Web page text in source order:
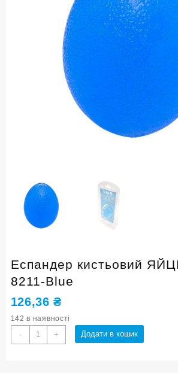
Еспандер кистьовий
8211-Blue
126,36₴
142 в наявності
-
Еспандер
кистьовий
+ Додати в кошик